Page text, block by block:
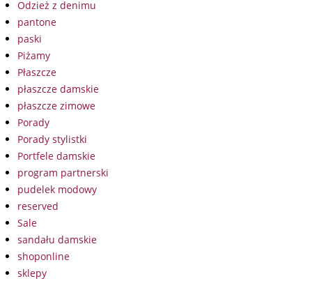
Odzież z denimu
pantone
paski
Piżamy
Płaszcze
płaszcze damskie
płaszcze zimowe
Porady
Porady stylistki
Portfele damskie
program partnerski
pudelek modowy
reserved
Sale
sandału damskie
shoponline
sklepy